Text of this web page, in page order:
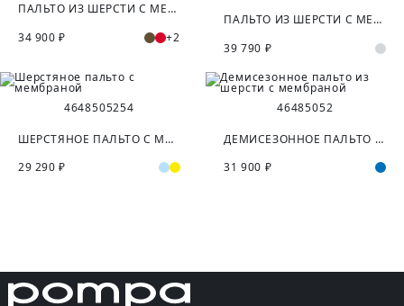
ПАЛЬТО ИЗ ШЕРСТИ С МЕМБРАНОЙ
34 900 ₽
+2
ПАЛЬТО ИЗ ШЕРСТИ С МЕМБРАНОЙ И СЪЁМНЫМ КАПЮШОНОМ
39 790 ₽
4648505254
ШЕРСТЯНОЕ ПАЛЬТО С МЕМБРАНОЙ
29 290 ₽
46485052
ДЕМИСЕЗОННОЕ ПАЛЬТО ИЗ ШЕРСТИ С МЕМБРАНОЙ
31 900 ₽